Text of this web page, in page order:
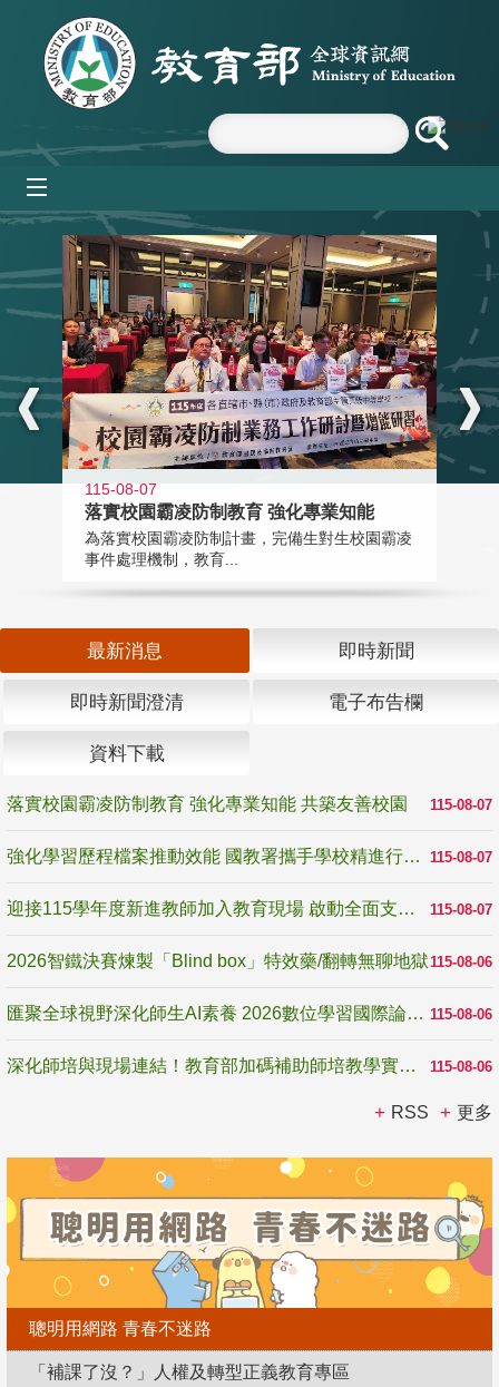
跳到主要內容區塊
:::
115-08-07
落實校園霸凌防制教育 強化專業知能
為落實校園霸凌防制計畫，完備生對生校園霸凌
事件處理機制，教育...
最新消息 即時新聞
即時新聞澄清 電子布告欄
資料下載
115-08-07
落實校園霸凌防制教育 強化專業知能 共築友善校園
115-08-07
強化學習歷程檔案推動效能 國教署攜手學校精進行政與教學支持
115-08-07
迎接115學年度新進教師加入教育現場 啟動全面支持陪伴
115-08-06
2026智鐵決賽煉製「Blind box」特效藥/翻轉無聊地獄
115-08-06
匯聚全球視野深化師生AI素養 2026數位學習國際論壇高雄登場
115-08-06
深化師培與現場連結！教育部加碼補助師培教學實踐研究 10月師培國際研討會交流教學實踐經驗
RSS 更多
聰明用網路 青春不迷路
「補課了沒？」人權及轉型正義教育專區